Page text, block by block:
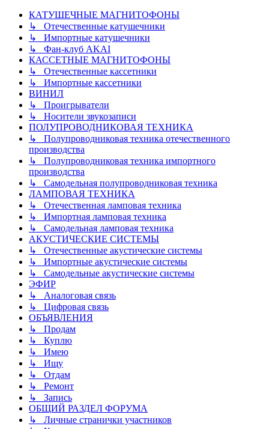
КАТУШЕЧНЫЕ МАГНИТОФОНЫ
↳ Отечественные катушечники
↳ Импортные катушечники
↳ Фан-клуб AKAI
КАССЕТНЫЕ МАГНИТОФОНЫ
↳ Отечественные кассетники
↳ Импортные кассетники
ВИНИЛ
↳ Проигрыватели
↳ Носители звукозаписи
ПОЛУПРОВОДНИКОВАЯ ТЕХНИКА
↳ Полупроводниковая техника отечественного
производства
↳ Полупроводниковая техника импортного
производства
↳ Самодельная полупроводниковая техника
ЛАМПОВАЯ ТЕХНИКА
↳ Отечественная ламповая техника
↳ Импортная ламповая техника
↳ Самодельная ламповая техника
АКУСТИЧЕСКИЕ СИСТЕМЫ
↳ Отечественные акустические системы
↳ Импортные акустические системы
↳ Самодельные акустические системы
ЭФИР
↳ Аналоговая связь
↳ Цифровая связь
ОБЪЯВЛЕНИЯ
↳ Продам
↳ Куплю
↳ Имею
↳ Ищу
↳ Отдам
↳ Ремонт
↳ Запись
ОБЩИЙ РАЗДЕЛ ФОРУМА
↳ Личные странички участников